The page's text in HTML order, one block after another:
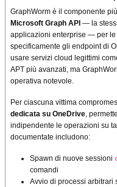
GraphWorm è il componente
Microsoft Graph API — la
applicazioni enterprise — per
specificamente gli endpoint di
usare servizi cloud legittimi
APT più avanzati, ma
operativa notevole.
Per ciascuna vittima
dedicata su OneDrive,
indipendente le operazioni su
documentate includono:
Spawn di nuove sessioni
comandi
Avvio di processi arbitrari